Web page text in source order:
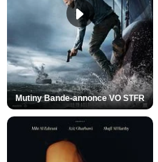
Mutiny Bande-annonce VO STFR